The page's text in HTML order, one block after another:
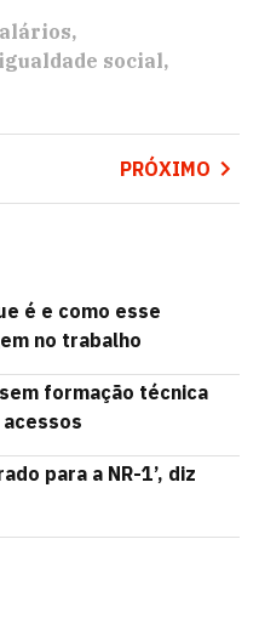
social
PRÓXIMO
é e como esse
no trabalho
formação técnica
para a NR-1’, diz